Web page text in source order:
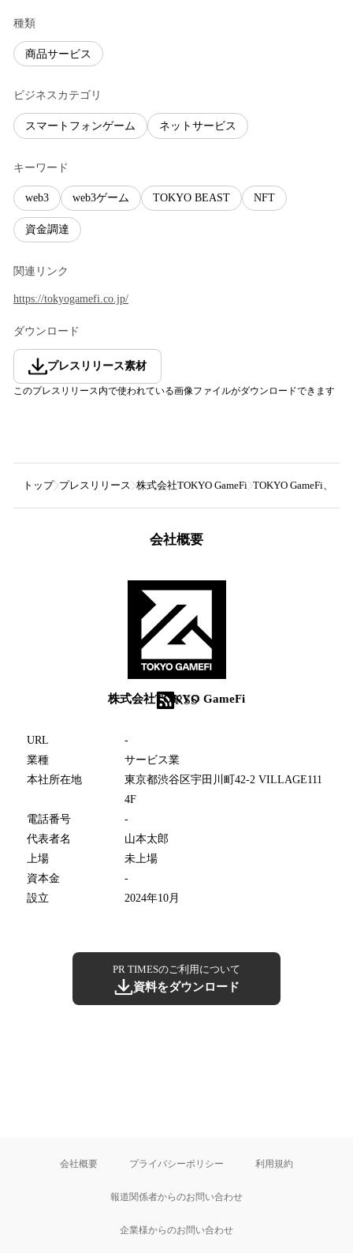
種類
商品サービス
ビジネスカテゴリ
スマートフォンゲーム ネットサービス
キーワード
web3 web3ゲーム TOKYO BEAST NFT
資金調達
関連リンク
https://tokyogamefi.co.jp/
ダウンロード
プレスリリース素材
このプレスリリース内で使われている画像ファイルがダウンロードできます
トップ プレスリリース 株式会社TOKYO GameFi TOKYO GameFi、シ
会社概要
株式会社TOKYO GameFi
RSS
URL
-
業種
サービス業
本社所在地
東京都渋谷区宇田川町42-2 VILLAGE111
4F
電話番号
-
代表者名
山本太郎
上場
未上場
資本金
-
設立
2024年10月
PR TIMESのご利用について
資料をダウンロード
会社概要 プライバシーポリシー 利用規約
報道関係者からのお問い合わせ
企業様からのお問い合わせ